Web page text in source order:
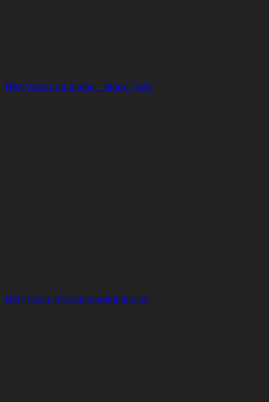
Đèn Vách Led 3 màu _ Ngọc Thảo
Đèn Trang Trí ngocthaolighting.vn